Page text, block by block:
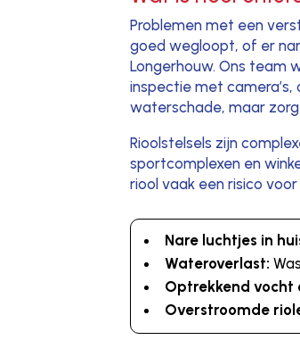
Problemen met een
goed wegloopt, of er
Longerhouw. Ons team
inspectie met
waterschade, maar
Rioolstelsels zijn
sportcomplexen en
riool vaak een risico
Nare luchtjes in
Wateroverlast:
Optrekkend vocht
Overstroomde